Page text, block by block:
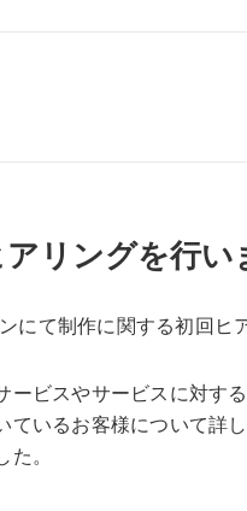
リングを行い
にて制作に関する初回ヒ
ービスやサービスに対する
ているお客様について詳
た。